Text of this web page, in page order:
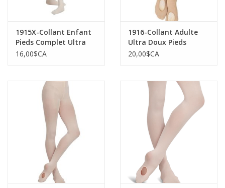
1915X-Collant Enfant
Pieds Complet Ultra
Doux Ceinture Tricoté
16,00$CA
1916-Collant Adulte
Ultra Doux Pieds
Amovibles Ceinture
20,00$CA